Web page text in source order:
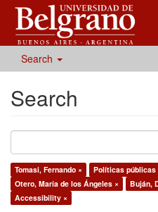
Search
Search
Tomasi, Fernando × Políticas públicas
Otero, María de los Ángeles ×
Buján,
Accessibility ×